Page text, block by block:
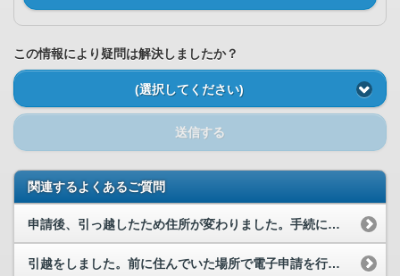
この情報により疑問は解決しましたか？
(選択してください)
送信する
関連するよくあるご質問
申請後、引っ越したため住所が変わりました。手続において住所の変更はどのようにしたらいいでしょうか。
引越をしました。前に住んでいた場所で電子申請を行っていますが、引越後の場所では、再度電子申請を...